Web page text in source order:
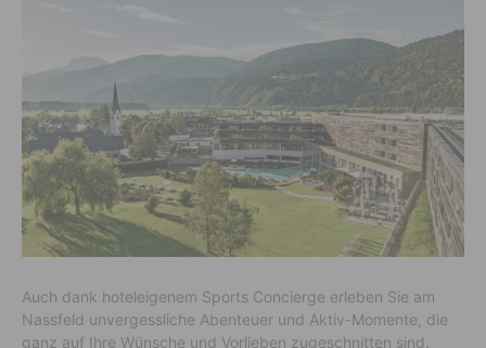
Auch dank hoteleigenem Sports Concierge erleben Sie am
Nassfeld unvergessliche Abenteuer und Aktiv-Momente, die
ganz auf Ihre Wünsche und Vorlieben zugeschnitten sind.